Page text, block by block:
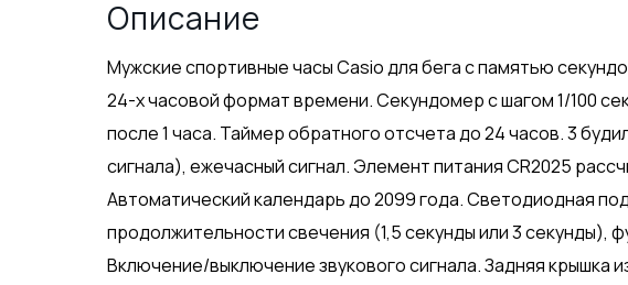
Описание
Мужские спортивные часы Casio для бега с памятью
24-х часовой формат времени. Секундомер с шагом 1/100
после 1 часа. Таймер обратного отсчета до 24 часов. 3
сигнала), ежечасный сигнал. Элемент питания CR2025
Автоматический календарь до 2099 года. Светодиодная
продолжительности свечения (1,5 секунды или 3 секунды),
Включение/выключение звукового сигнала. Задняя крышка